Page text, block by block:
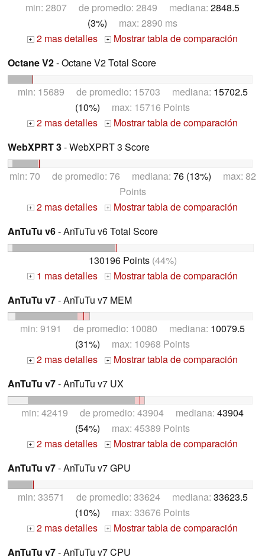
min: 2807 de promedio: 2849 mediana: 2848.5
(3%) max: 2890 ms
+ 2 mas detalles +
Mostrar tabla de comparación
Octane V2- Octane V2 Total Score
min: 15689 de promedio: 15703 mediana: 15702.5
(10%) max: 15716 Points
+ 2 mas detalles +
Mostrar tabla de comparación
WebXPRT 3- WebXPRT 3 Score
min: 70 de promedio: 76 mediana: 76 (13%) max: 82
Points
+ 2 mas detalles +
Mostrar tabla de comparación
AnTuTu v6- AnTuTu v6 Total Score
130196 Points(44%)
+ 1 mas detalles +
Mostrar tabla de comparación
AnTuTu v7- AnTuTu v7 MEM
min: 9191 de promedio: 10080 mediana: 10079.5
(31%) max: 10968 Points
+ 2 mas detalles +
Mostrar tabla de comparación
AnTuTu v7- AnTuTu v7 UX
min: 42419 de promedio: 43904 mediana: 43904
(54%) max: 45389 Points
+ 2 mas detalles +
Mostrar tabla de comparación
AnTuTu v7- AnTuTu v7 GPU
min: 33571 de promedio: 33624 mediana: 33623.5
(10%) max: 33676 Points
+ 2 mas detalles +
Mostrar tabla de comparación
AnTuTu v7- AnTuTu v7 CPU